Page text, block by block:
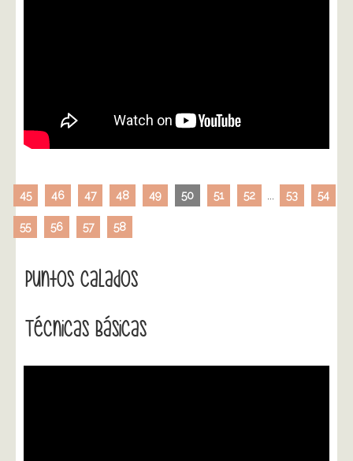
45 46 47 48 49 50 51 52 53 54
55 56 57 58
Puntos Calados
Técnicas Básicas